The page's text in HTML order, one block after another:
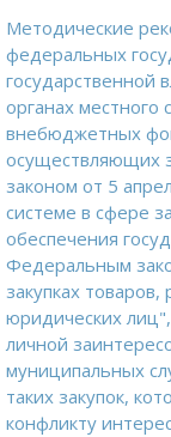
Методические
федеральных
государственной
органах местного
внебюджетных
осуществляющих
законом от 5
системе в сфере
обеспечения
Федеральным
закупках
юридических
личной
муниципальных
таких закупок,
конфликту